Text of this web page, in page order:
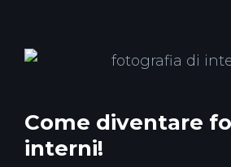
Come diventare
interni!